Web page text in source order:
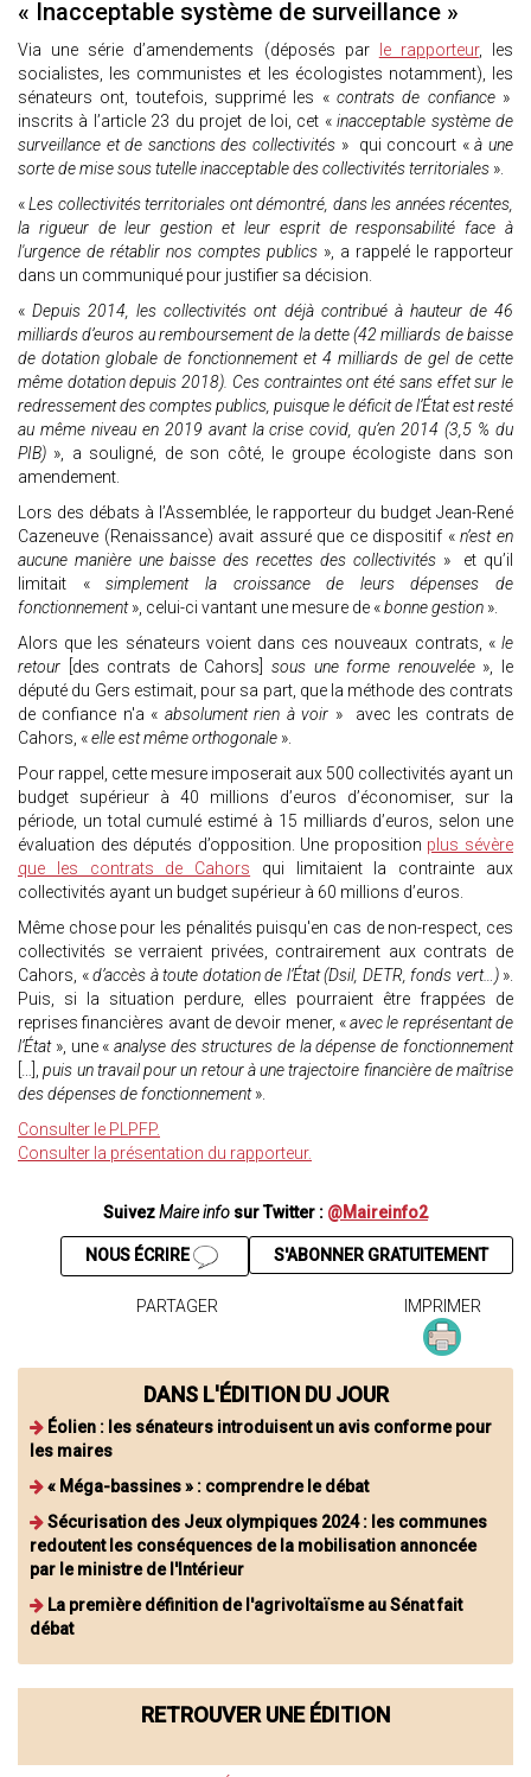
« Inacceptable système de surveillance »
Via une série d’amendements (déposés par le rapporteur, les
socialistes, les communistes et les écologistes notamment), les
sénateurs ont, toutefois, supprimé les « contrats de confiance»
inscrits à l’article 23 du projet de loi, cet «inacceptable système de
surveillance et de sanctions des collectivités» qui concourt «à une
sorte de mise sous tutelle inacceptable des collectivités territoriales ».
«Les collectivités territoriales ont démontré, dans les années récentes,
la rigueur de leur gestion et leur esprit de responsabilité face à
l'urgence de rétablir nos comptes publics », a rappelé le rapporteur
dans un communiqué pour justifier sa décision.
«Depuis 2014, les collectivités ont déjà contribué à hauteur de 46
milliards d’euros au remboursement de la dette (42 milliards de baisse
de dotation globale de fonctionnement et 4 milliards de gel de cette
même dotation depuis 2018). Ces contraintes ont été sans effet sur le
redressement des comptes publics, puisque le déficit de l’État est resté
au même niveau en 2019 avant la crise covid, qu’en 2014 (3,5 % du
PIB) », a souligné, de son côté, le groupe écologiste dans son
amendement.
Lors des débats à l’Assemblée, le rapporteur du budget Jean-René
Cazeneuve (Renaissance) avait assuré que ce dispositif «n’est en
aucune manière une baisse des recettes des collectivités» et qu’il
limitait «simplement la croissance de leurs dépenses de
fonctionnement», celui-ci vantant une mesure de «bonne gestion ».
Alors que les sénateurs voient dans ces nouveaux contrats, « le
retour [des contrats de Cahors] sous une forme renouvelée», le
député du Gers estimait, pour sa part, que la méthode des contrats
de confiance n'a « absolument rien à voir » avec les contrats de
Cahors, «elle est même orthogonale ».
Pour rappel, cette mesure imposerait aux 500 collectivités ayant un
budget supérieur à 40 millions d’euros d’économiser, sur la
période, un total cumulé estimé à 15 milliards d’euros, selon une
évaluation des députés d’opposition. Une proposition plus sévère
que les contrats de Cahors qui limitaient la contrainte aux
collectivités ayant un budget supérieur à 60 millions d’euros.
Même chose pour les pénalités puisqu'en cas de non-respect, ces
collectivités se verraient privées, contrairement aux contrats de
Cahors, «d’accès à toute dotation de l’État (Dsil, DETR, fonds vert…) ».
Puis, si la situation perdure, elles pourraient être frappées de
reprises financières avant de devoir mener, «avec le représentant de
l’État», une «analyse des structures de la dépense de fonctionnement
[…],puis un travail pour un retour à une trajectoire financière de maîtrise
des dépenses de fonctionnement».
Consulter le PLPFP.
Consulter la présentation du rapporteur.
SuivezMaire info sur Twitter : @Maireinfo2
S'ABONNER GRATUITEMENT
NOUS ÉCRIRE
PARTAGER IMPRIMER
DANS L'ÉDITION DU JOUR
Éolien : les sénateurs introduisent un avis conforme pour
les maires
« Méga-bassines » : comprendre le débat
Sécurisation des Jeux olympiques 2024 : les communes
redoutent les conséquences de la mobilisation annoncée
par le ministre de l'Intérieur
La première définition de l'agrivoltaïsme au Sénat fait
débat
RETROUVER UNE ÉDITION